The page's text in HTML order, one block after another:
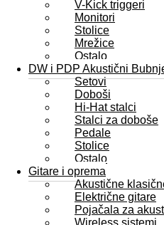
V-Kick triggeri
Monitori
Stolice
Mrežice
Ostalo
DW i PDP Akustični
Setovi
Doboši
Hi-Hat stalci
Stalci za doboše
Pedale
Stolice
Ostalo
Gitare i oprema
Akustične
Električne gitare
Pojačala za
Wireless sistemi